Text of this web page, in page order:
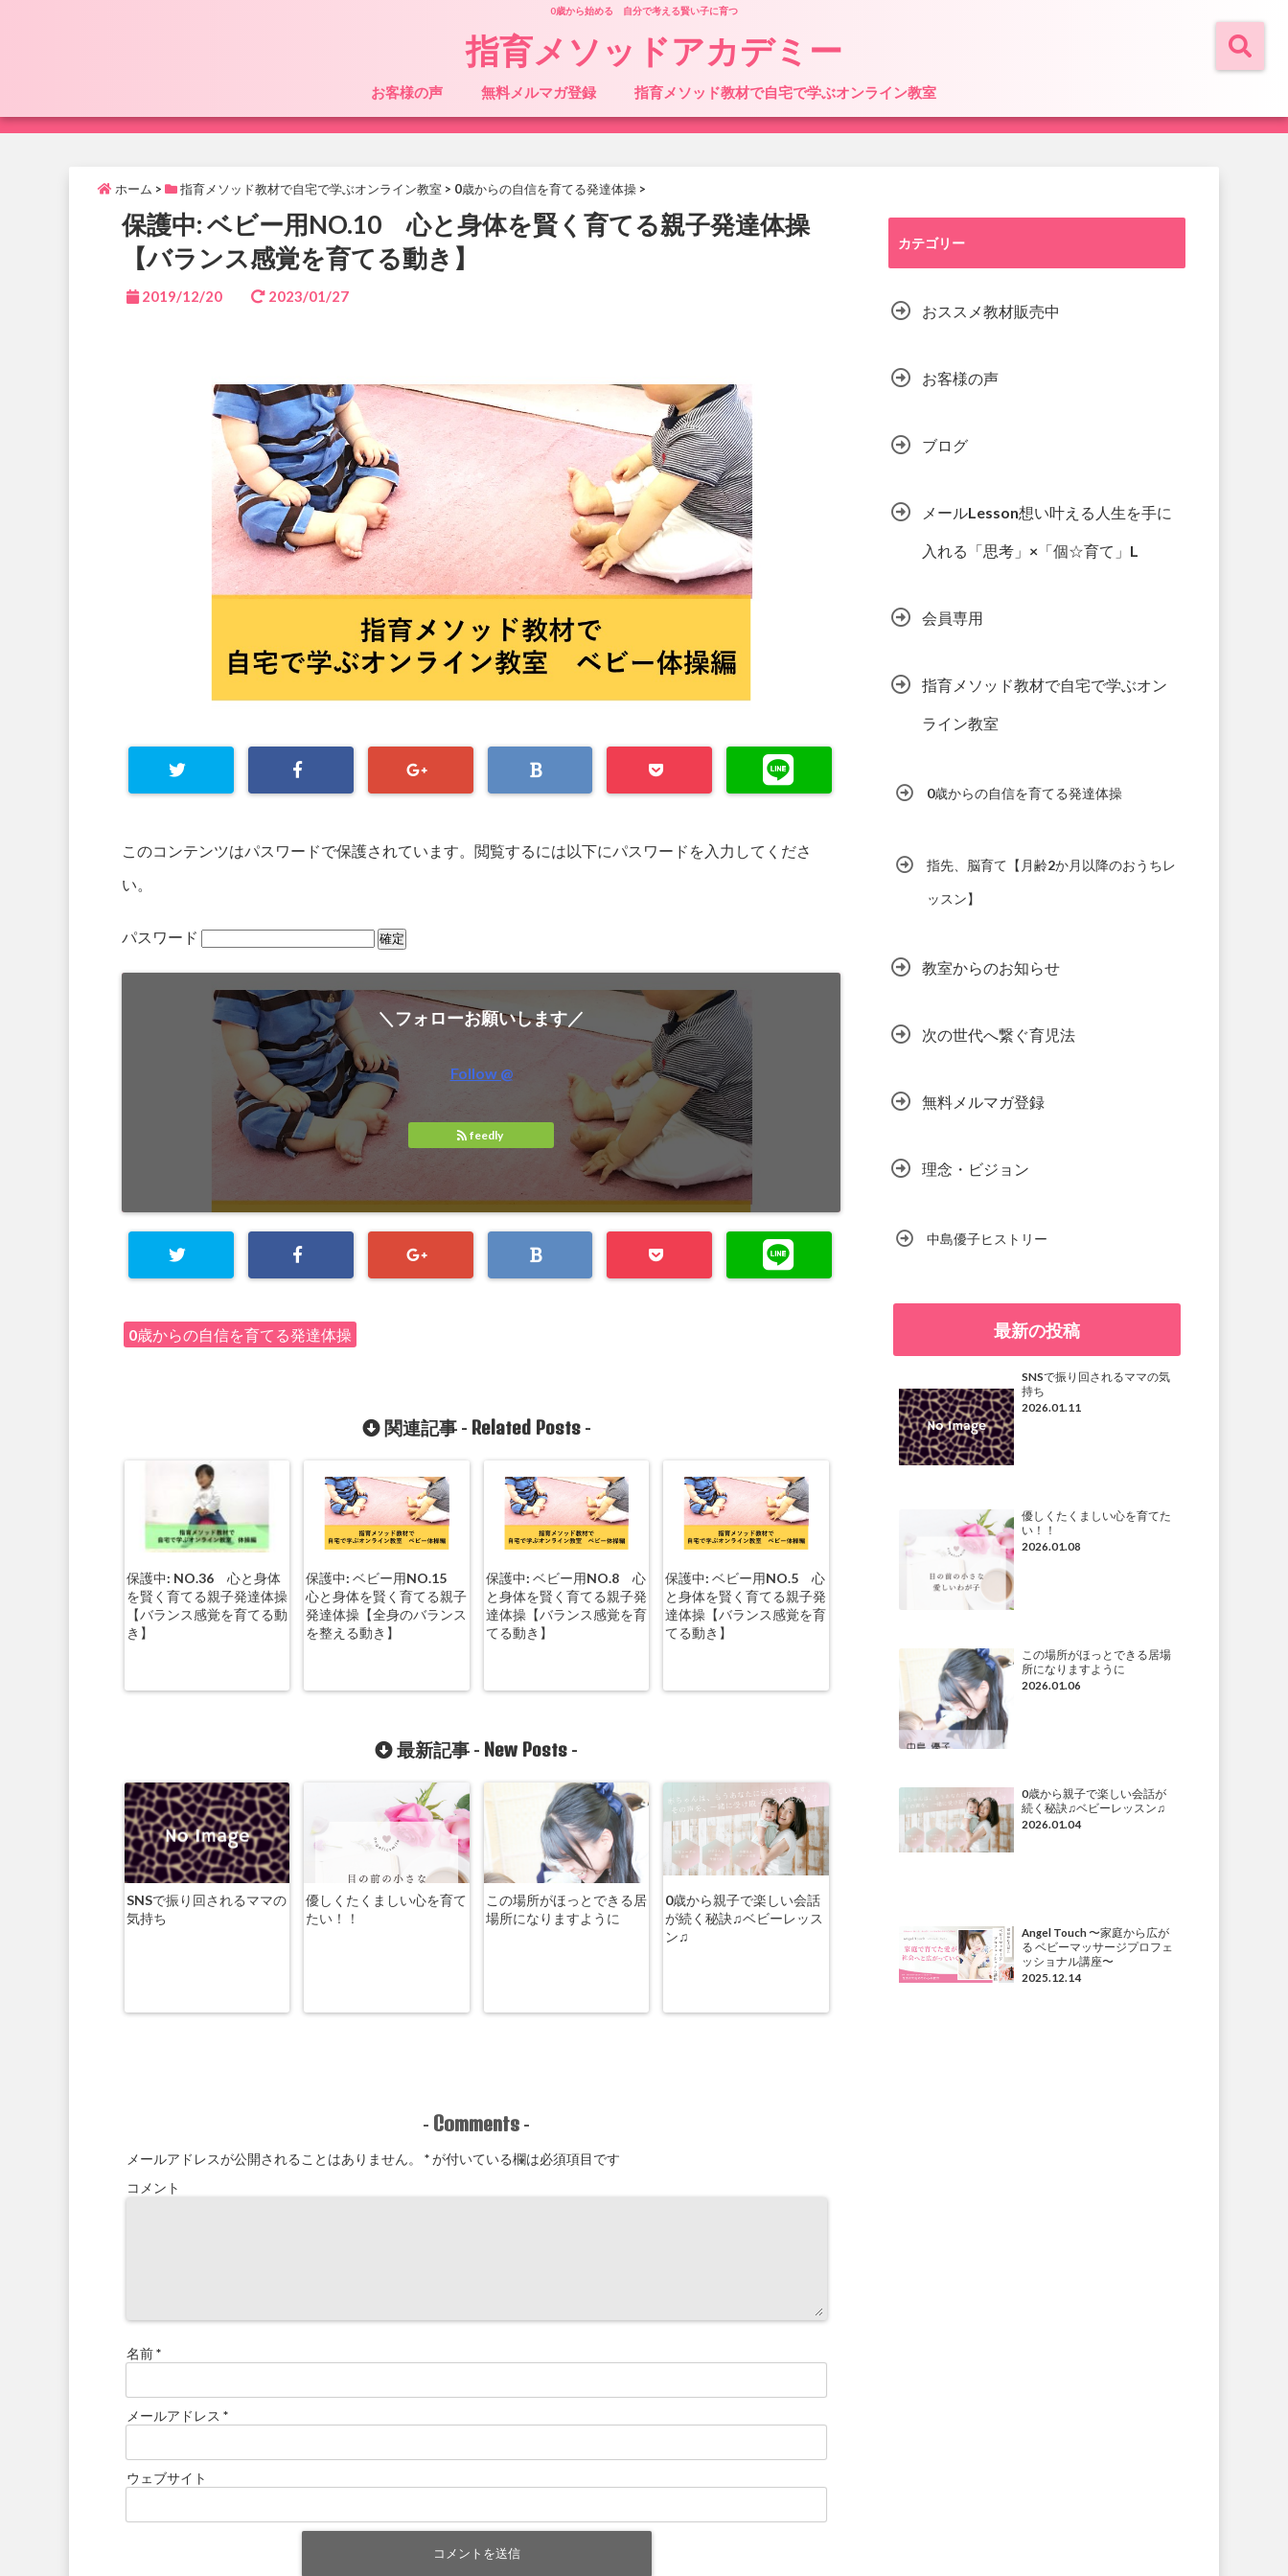
0歳から始める 自分で考える賢い子に育つ
指育メソッドアカデミー
お客様の声 無料メルマガ登録 指育メソッド教材で自宅で学ぶオンライン教室
ホーム > 指育メソッド教材で自宅で学ぶオンライン教室 > 0歳からの自信を育てる発達体操 >
保護中: ベビー用NO.10 心と身体を賢く育てる親子発達体操
【バランス感覚を育てる動き】
2019/12/20 2023/01/27
このコンテンツはパスワードで保護されています。閲覧するには以下にパスワードを入力してくださ
い。
パスワード
＼フォローお願いします／
Follow @
feedly
0歳からの自信を育てる発達体操
関連記事 - Related Posts-
保護中: NO.36 心と身体
を賢く育てる親子発達体操
【バランス感覚を育てる動
き】
保護中: ベビー用NO.15
心と身体を賢く育てる親子
発達体操【全身のバランス
を整える動き】
保護中: ベビー用NO.8 心
と身体を賢く育てる親子発
達体操【バランス感覚を育
てる動き】
保護中: ベビー用NO.5 心
と身体を賢く育てる親子発
達体操【バランス感覚を育
てる動き】
最新記事 - New Posts -
SNSで振り回されるママの
気持ち
優しくたくましい心を育て
たい！！
この場所がほっとできる居
場所になりますように
0歳から親子で楽しい会話
が続く秘訣♫ベビーレッス
ン♫
- Comments -
メールアドレスが公開されることはありません。 *が付いている欄は必須項目です
コメント
名前*
メールアドレス *
ウェブサイト
カテゴリー
おススメ教材販売中
お客様の声
ブログ
メールLesson想い叶える人生を手に
入れる「思考」×「個☆育て」L
会員専用
指育メソッド教材で自宅で学ぶオン
ライン教室
0歳からの自信を育てる発達体操
指先、脳育て【月齢2か月以降のおうちレ
ッスン】
教室からのお知らせ
次の世代へ繋ぐ育児法
無料メルマガ登録
理念・ビジョン
中島優子ヒストリー
最新の投稿
SNSで振り回されるママの気
持ち
2026.01.11
優しくたくましい心を育てた
い！！
2026.01.08
この場所がほっとできる居場
所になりますように
2026.01.06
0歳から親子で楽しい会話が
続く秘訣♫ベビーレッスン♫
2026.01.04
Angel Touch 〜家庭から広が
る ベビーマッサージプロフェ
ッショナル講座〜
2025.12.14